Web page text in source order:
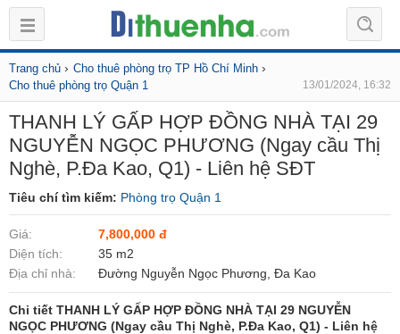
Trang chủ › Cho thuê phòng trọ TP Hồ Chí Minh ›
Cho thuê phòng trọ Quận 1 13/01/2024, 16:32
THANH LÝ GẤP HỢP ĐỒNG NHÀ TẠI 29
NGUYỄN NGỌC PHƯƠNG (Ngay cầu Thị
Nghè, P.Đa Kao, Q1) - Liên hệ SĐT
Tiêu chí tìm kiếm: Phòng trọ Quận 1
Giá:
7,800,000 đ
Diện tích:
35 m2
Địa chỉ nhà:
Đường Nguyễn Ngọc Phương, Đa Kao
Chi tiết THANH LÝ GẤP HỢP ĐỒNG NHÀ TẠI 29 NGUYỄN
NGỌC PHƯƠNG (Ngay cầu Thị Nghè, P.Đa Kao, Q1) - Liên hệ